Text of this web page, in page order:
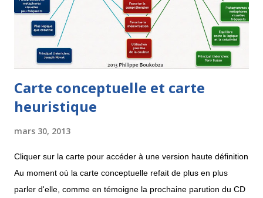
Web et pourquoi pas dans une base de donnée. Voici ci-
dessous une recherche et la carte insérable dans un site qui
en rés...
Carte conceptuelle et carte
heuristique
mars 30, 2013
Cliquer sur la carte pour accéder à une version haute définition
Au moment où la carte conceptuelle refait de plus en plus
parler d'elle, comme en témoigne la prochaine parution du CD